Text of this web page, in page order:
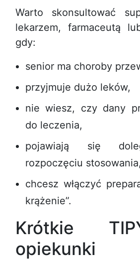
Warto skonsultować
lekarzem, farmaceutą
gdy:
senior ma choroby
przyjmuje dużo leków,
nie wiesz, czy dany
do leczenia,
pojawiają się
rozpoczęciu stosowania,
chcesz włączyć
krążenie”.
Krótkie
opiekunki